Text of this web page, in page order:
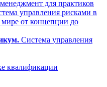
для практиков
управления рисками в
от концепции до
Система управления
квалификации